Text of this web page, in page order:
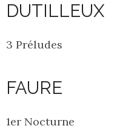
DUTILLEUX
3 Préludes
FAURE
1er Nocturne